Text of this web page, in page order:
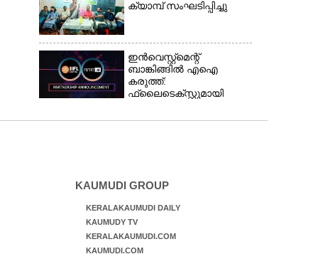
ക്യാമ്പ് സംഘടിപ്പിച്ചു
ഇൻവെസ്റ്റ്മെന്റ്
ബാങ്കിങ്ങിൽ എഐ
കരുത്ത്:
ഫ്ലൈടെക്സ്റ്റുമായി
ഐഐഎഫ്എൽ
KAUMUDI GROUP
KERALAKAUMUDI DAILY
KAUMUDY TV
KERALAKAUMUDI.COM
KAUMUDI.COM